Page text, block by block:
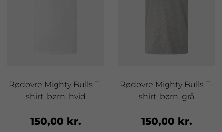
Rødovre Mighty Bulls T-
shirt, børn, hvid
150,00 kr.
Rødovre Mighty Bulls T-
shirt, børn, grå
150,00 kr.